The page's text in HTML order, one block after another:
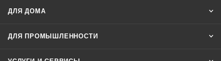
ДЛЯ ДОМА
ДЛЯ ПРОМЫШЛЕННОСТИ